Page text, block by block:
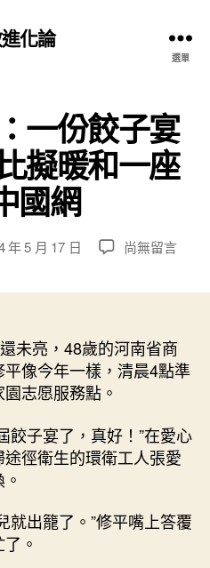
化論
選單
一份餃子宴
擬暖和一座
國網
年 5 月 17 日
在
縣：
一
份
宴
查
網
尚無留言
未亮，48歲的河南省商
像今年一樣，清晨4點準
志愿服務點。
餃子宴了，真好！”在愛心
徑衛生的環衛工人張愛
就出籠了。”修平嘴上答覆
。